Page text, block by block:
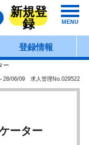
新規登
録
MENU
登録情報
ー
28/06/09 求人管理No.029522
ーター